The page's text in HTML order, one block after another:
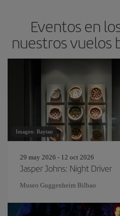
Eventos en
nuestros vuelos
Imagen: Raytan
29 may 2026 - 12 oct 2026
Jasper Johns: Night Driver
Museo Guggenheim Bilbao